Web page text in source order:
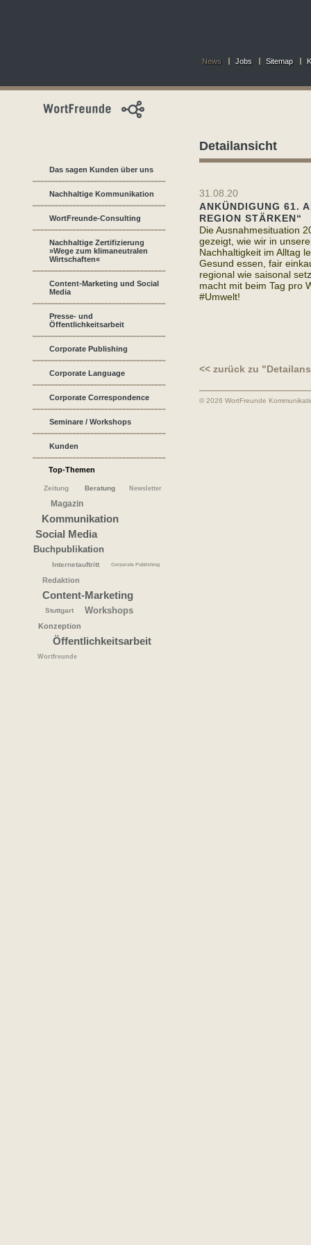
News Jobs Sitemap
Das sagen Kunden über uns
Nachhaltige Kommunikation
WortFreunde-Consulting
Nachhaltige Zertifizierung
»Wege zum klimaneutralen
Wirtschaften«
Content-Marketing und Social
Media
Presse- und
Öffentlichkeitsarbeit
Corporate Publishing
Corporate Language
Corporate Correspondence
Seminare / Workshops
Kunden
Top-Themen
Zeitung Beratung Newsletter
Magazin
Kommunikation
Social Media
Buchpublikation
Internetauftritt Corporate Publishing
Redaktion
Content-Marketing
Stuttgart Workshops
Konzeption
Öffentlichkeitsarbeit
Wortfreunde
Detailansicht
31.08.20
ANKÜNDIGUNG 61.
REGION STÄRKEN“
Die Ausnahmesituation
gezeigt, wie wir in
Nachhaltigkeit im Alltag
Gesund essen, fair
regional wie saisonal
macht mit beim Tag pro
#Umwelt!
<< zurück zu
© 2026 WortFreunde